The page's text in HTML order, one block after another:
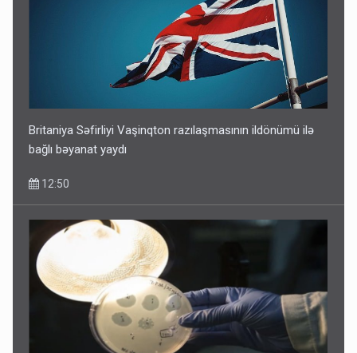
Britaniya Səfirliyi Vaşinqton razılaşmasının ildönümü ilə
bağlı bəyanat yaydı
12:50